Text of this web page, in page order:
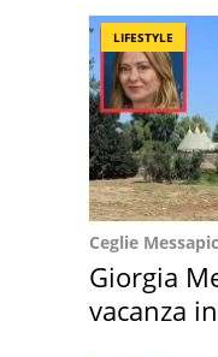
LIFESTYLE
Ceglie
Giorgia
vacanza